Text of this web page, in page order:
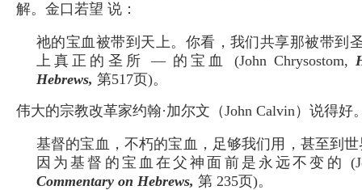
解。金口若望 说：
祂的宝血被带到天上。你看，我们共享那被带到
上真正的圣所 — 的宝血 (John Chrysostom,
Hebrews, 第517页)。
伟大的宗教改革家约翰·加尔文（John Calvin）说得好
基督的宝血，不朽的宝血，足够我们用，甚至到
因为基督的宝血在父神面前是永远不变的
Commentary on Hebrews, 第 235页)。